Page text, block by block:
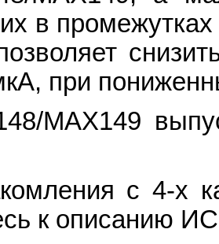
в
при
MAX149
с 4-х
к описанию